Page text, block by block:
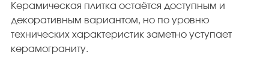
Керамическая плитка остаётся доступным и
декоративным вариантом, но по уровню
технических характеристик заметно уступает
керамограниту.